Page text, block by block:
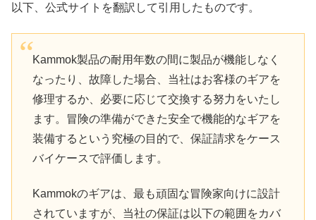
以下、公式サイトを翻訳して引用したものです。
Kammok製品の耐用年数の間に製品が機能しなく
なったり、故障した場合、当社はお客様のギアを
修理するか、必要に応じて交換する努力をいたし
ます。冒険の準備ができた安全で機能的なギアを
装備するという究極の目的で、保証請求をケース
バイケースで評価します。
Kammokのギアは、最も頑固な冒険家向けに設計
されていますが、当社の保証は以下の範囲をカバ